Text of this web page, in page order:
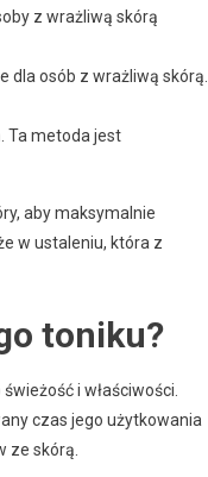
z wrażliwą skórą
dla osób z wrażliwą skórą.
Ta metoda jest
aby maksymalnie
w ustaleniu, która z
toniku?
i właściwości.
czas jego użytkowania
ze skórą.